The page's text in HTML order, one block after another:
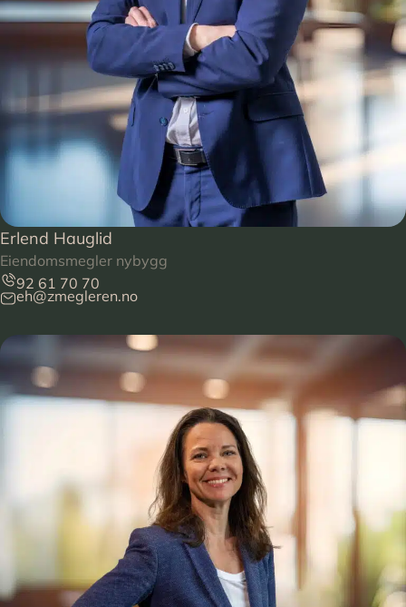
Erlend Hauglid
Eiendomsmegler nybygg
92 61 70 70
eh@zmegleren.no